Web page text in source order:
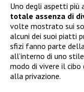
Uno degli aspetti più
totale assenza di
volte mostrato sui
alcuni dei suoi piatti
sfizi fanno parte
all’interno di uno
modo di vivere il
alla privazione.